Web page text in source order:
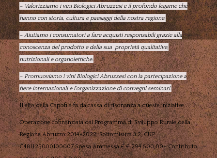
– Valorizziamo i vini Biologici Abruzzesi e il profondo legame che
hanno con storia, cultura e paesaggi della nostra regione.
– Aiutiamo i consumatori a fare acquisti responsabili grazie alla
conoscenza del prodotto e della sua proprietà qualitative,
nutrizionali e organolettiche.
– Promuoviamo i vini Biologici Abruzzesi con la partecipazione a
fiere internazionali e l’organizzazione di convegni seminari.
Il sito della Capofila fa da cassa di risonanza a queste iniziative.
Operazione cofinanziata dal Programma di Sviluppo Rurale della
Regione Abruzzo 2014-2022, Sottomisura 3.2, CUP
C48H25000100007 Spesa Ammessa € € 294.500,00– Contributo